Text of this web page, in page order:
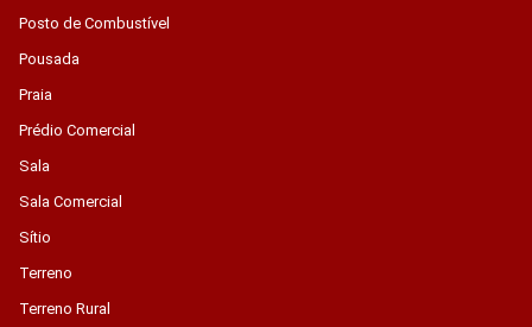
Posto de Combustível
Pousada
Praia
Prédio Comercial
Sala
Sala Comercial
Sítio
Terreno
Terreno Rural